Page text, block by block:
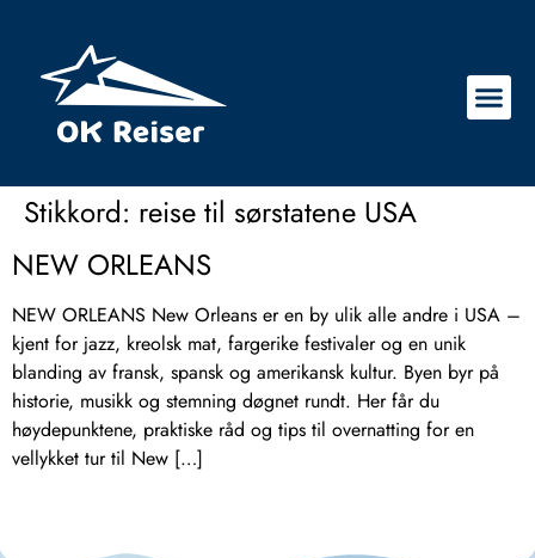
Stikkord: reise til sørstatene USA
NEW ORLEANS
NEW ORLEANS New Orleans er en by ulik alle andre i USA –
kjent for jazz, kreolsk mat, fargerike festivaler og en unik
blanding av fransk, spansk og amerikansk kultur. Byen byr på
historie, musikk og stemning døgnet rundt. Her får du
høydepunktene, praktiske råd og tips til overnatting for en
vellykket tur til New […]